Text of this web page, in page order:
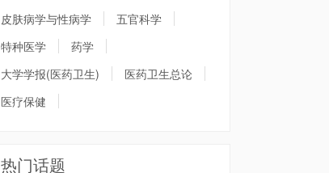
皮肤病学与性病学
五官科学
特种医学
药学
大学学报(医药卫生)
医药卫生总论
医疗保健
热门话题